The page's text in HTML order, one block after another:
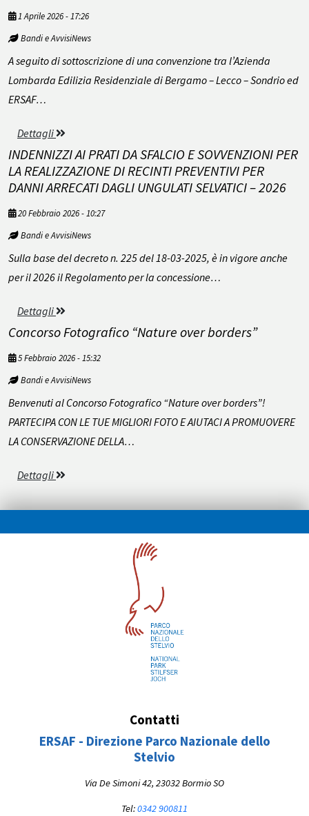
1 Aprile 2026 - 17:26
Bandi e AvvisiNews
A seguito di sottoscrizione di una convenzione tra l’Azienda
Lombarda Edilizia Residenziale di Bergamo – Lecco – Sondrio ed
ERSAF…
Dettagli
INDENNIZZI AI PRATI DA SFALCIO E SOVVENZIONI PER
LA REALIZZAZIONE DI RECINTI PREVENTIVI PER
DANNI ARRECATI DAGLI UNGULATI SELVATICI – 2026
20 Febbraio 2026 - 10:27
Bandi e AvvisiNews
Sulla base del decreto n. 225 del 18-03-2025, è in vigore anche
per il 2026 il Regolamento per la concessione…
Dettagli
Concorso Fotografico “Nature over borders”
5 Febbraio 2026 - 15:32
Bandi e AvvisiNews
Benvenuti al Concorso Fotografico “Nature over borders”!
PARTECIPA CON LE TUE MIGLIORI FOTO E AIUTACI A PROMUOVERE
LA CONSERVAZIONE DELLA…
Dettagli
Contatti
ERSAF - Direzione Parco Nazionale dello
Stelvio
Via De Simoni 42, 23032 Bormio SO
Tel:0342 900811